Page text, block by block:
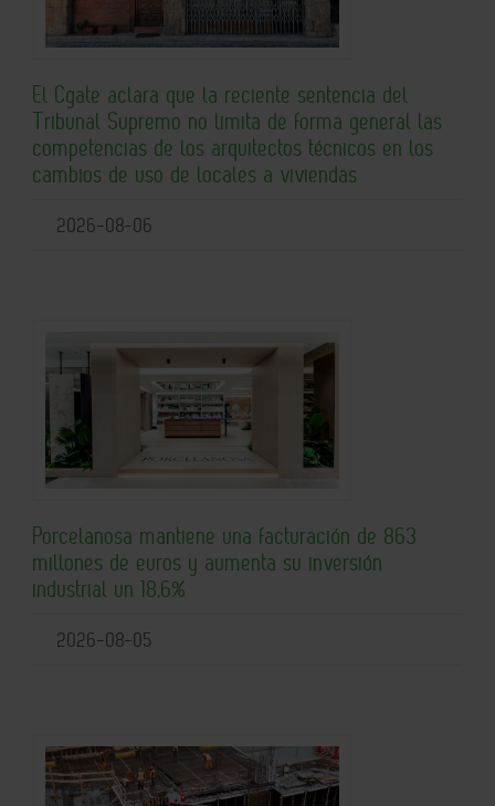
El Cgate aclara que la reciente sentencia del
Tribunal Supremo no limita de forma general las
competencias de los arquitectos técnicos en los
cambios de uso de locales a viviendas
2026-08-06
Porcelanosa mantiene una facturación de 863
millones de euros y aumenta su inversión
industrial un 18,6%
2026-08-05